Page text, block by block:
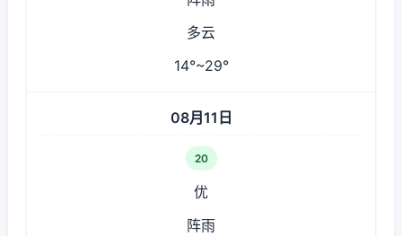
多云
14°~29°
08月11日
20
优
阵雨